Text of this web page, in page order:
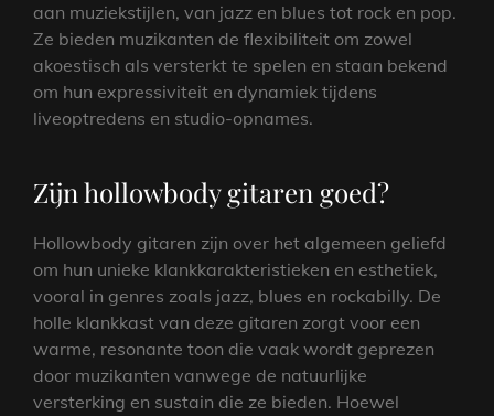
aan muziekstijlen, van jazz en blues tot rock en pop.
Ze bieden muzikanten de flexibiliteit om zowel
akoestisch als versterkt te spelen en staan bekend
om hun expressiviteit en dynamiek tijdens
liveoptredens en studio-opnames.
Zijn hollowbody gitaren goed?
Hollowbody gitaren zijn over het algemeen geliefd
om hun unieke klankkarakteristieken en esthetiek,
vooral in genres zoals jazz, blues en rockabilly. De
holle klankkast van deze gitaren zorgt voor een
warme, resonante toon die vaak wordt geprezen
door muzikanten vanwege de natuurlijke
versterking en sustain die ze bieden. Hoewel